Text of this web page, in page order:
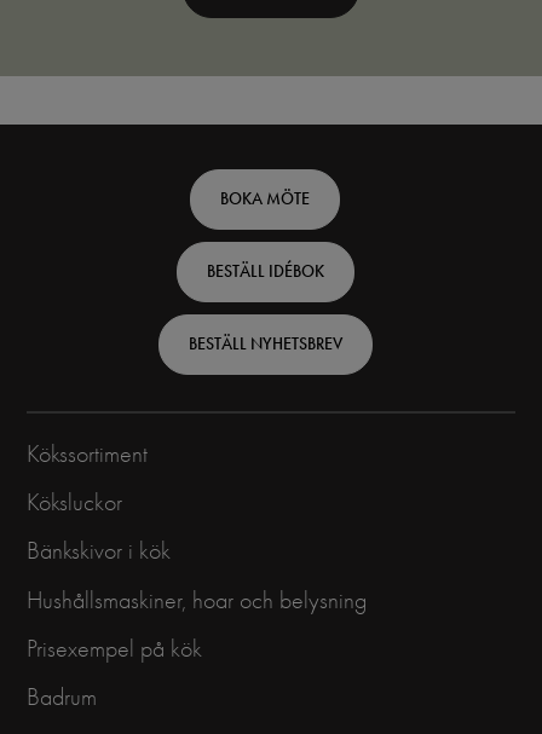
Swedish
BOKA MÖTE
BESTÄLL IDÉBOK
BESTÄLL NYHETSBREV
Kökssortiment
Köksluckor
Bänkskivor i kök
Hushållsmaskiner, hoar och belysning
Prisexempel på kök
Badrum